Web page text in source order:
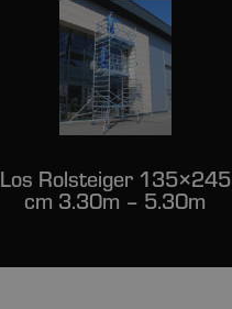
Los Rolsteiger 135×245
cm 3.30m – 5.30m